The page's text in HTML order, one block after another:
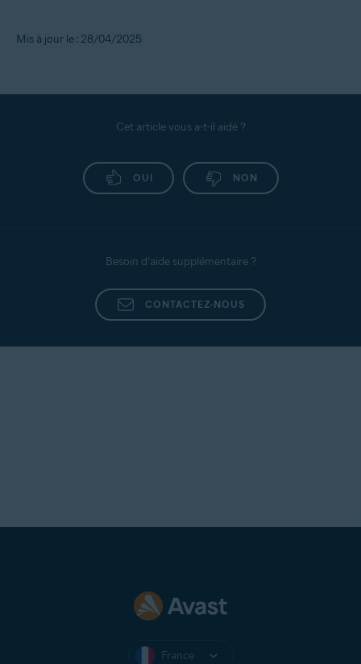
Mis à jour le : 28/04/2025
Cet article vous a-t-il aidé ?
OUI NON
Besoin d’aide supplémentaire ?
CONTACTEZ-NOUS
France